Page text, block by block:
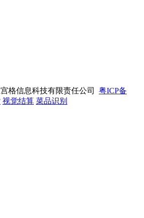
格信息科技有限责任公司 粤ICP备
视觉结算 菜品识别